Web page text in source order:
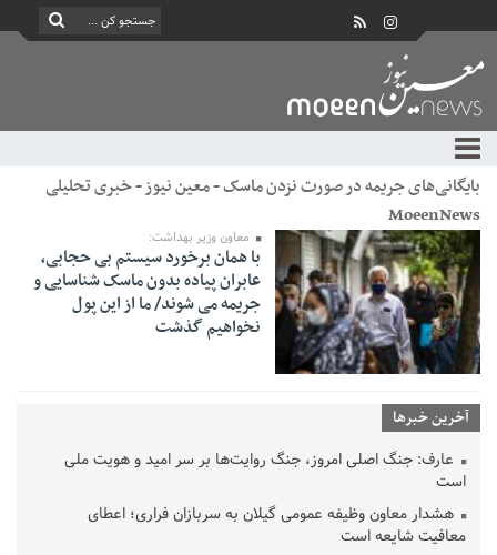
بایگانی‌های جریمه در صورت نزدن ماسک - معین نیوز - خبری تحلیلی
MoeenNews
معاون وزیر بهداشت:
با همان برخورد سیستم بی حجابی،
عابران پیاده بدون ماسک شناسایی و
جریمه می شوند/ ما از این پول
نخواهیم گذشت
آخرین خبرها
عارف: جنگ اصلی امروز، جنگ روایت‌ها بر سر امید و هویت ملی
است
هشدار معاون وظیفه عمومی گیلان به سربازان فراری؛ اعطای
معافیت شایعه است